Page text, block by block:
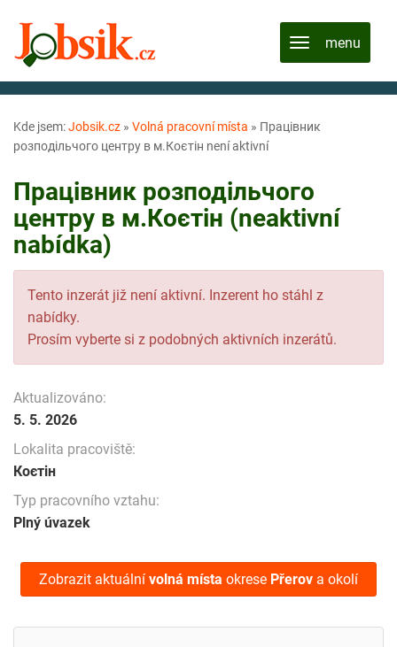
Kde jsem:Jobsik.cz » Volná pracovní místa » Працівник
розподільчого центру в м.Коєтін není aktivní
Працівник розподільчого
центру в м.Коєтін (neaktivní
nabídka)
Tento inzerát již není aktivní. Inzerent ho stáhl z
nabídky.
Prosím vyberte si z podobných aktivních inzerátů.
Aktualizováno:
5. 5. 2026
Lokalita pracoviště:
Коєтін
Typ pracovního vztahu:
Plný úvazek
Zobrazit aktuální volná místa okrese Přerov a okolí